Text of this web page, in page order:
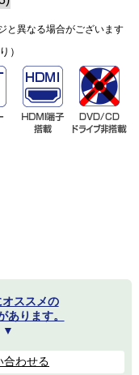
と異なる場合がございます
）
ススメの
あります。
▼
合わせる